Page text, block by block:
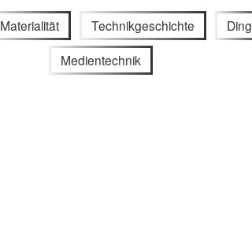
Materialität Technikgeschichte Ding
Medientechnik